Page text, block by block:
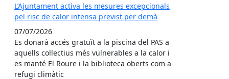
L’Ajuntament activa les mesures excepcionals
pel risc de calor intensa previst per demà
07/07/2026
Es donarà accés gratuït a la piscina del PAS a
aquells col·lectius més vulnerables a la calor i
es manté El Roure i la biblioteca oberts com a
refugi climàtic